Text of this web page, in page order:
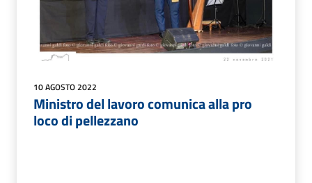
10 AGOSTO 2022
Ministro del lavoro comunica alla pro
loco di pellezzano